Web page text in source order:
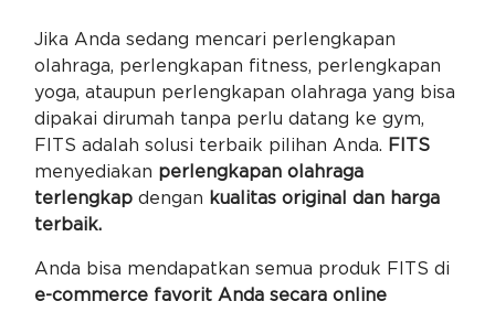
Jika Anda sedang mencari perlengkapan
olahraga, perlengkapan fitness, perlengkapan
yoga, ataupun perlengkapan olahraga yang bisa
dipakai dirumah tanpa perlu datang ke gym,
FITS adalah solusi terbaik pilihan Anda. FITS
menyediakan perlengkapan olahraga
terlengkapdengan kualitas original dan harga
terbaik.
Anda bisa mendapatkan semua produk FITS di
e-commerce favorit Anda secara online